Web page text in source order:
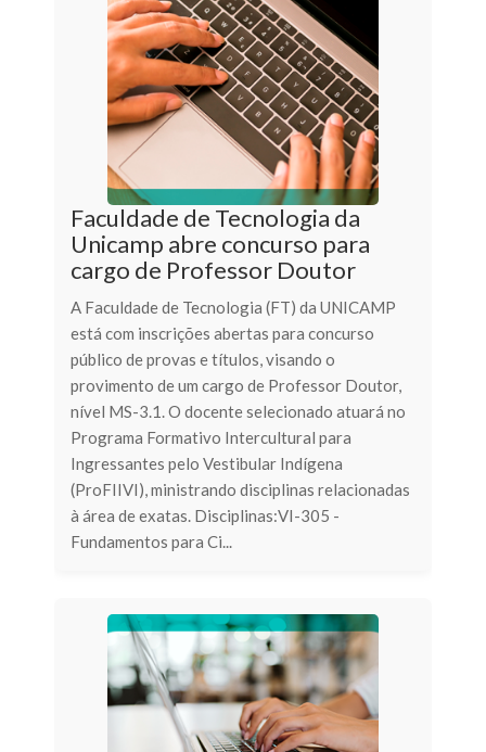
Faculdade de Tecnologia da
Unicamp abre concurso para
cargo de Professor Doutor
A Faculdade de Tecnologia (FT) da UNICAMP
está com inscrições abertas para concurso
público de provas e títulos, visando o
provimento de um cargo de Professor Doutor,
nível MS-3.1. O docente selecionado atuará no
Programa Formativo Intercultural para
Ingressantes pelo Vestibular Indígena
(ProFIIVI), ministrando disciplinas relacionadas
à área de exatas. Disciplinas:VI-305 -
Fundamentos para Ci...